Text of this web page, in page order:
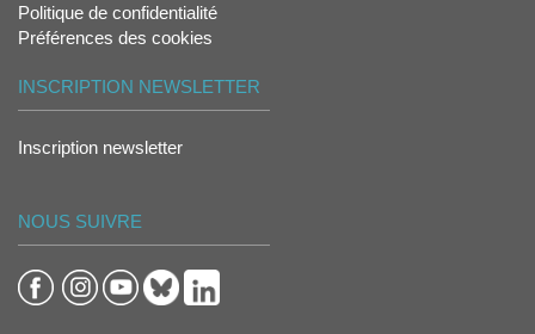
Politique de confidentialité
Préférences des cookies
INSCRIPTION NEWSLETTER
Inscription newsletter
NOUS SUIVRE